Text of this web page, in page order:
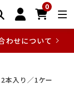
0
わせについて
本入り／1ケー